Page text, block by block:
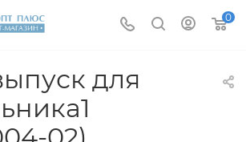
0
для